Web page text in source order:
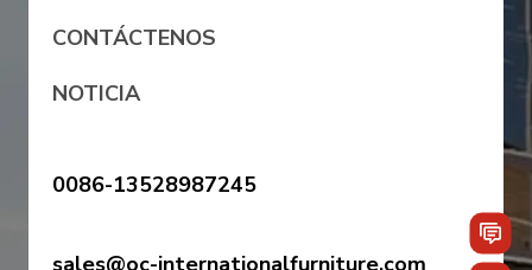
CONTÁCTENOS
NOTICIA
0086-13528987245
sales@oc-internationalfurniture.com